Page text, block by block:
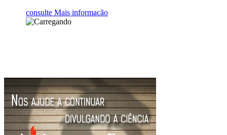
consulte Mais informação